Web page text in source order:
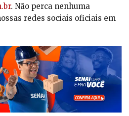
. Não perca nenhuma
redes sociais oficiais em